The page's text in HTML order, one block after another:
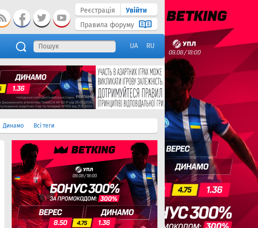
Реєстрація
Увійти
Правила форуму
UA RU
Динамо Всі теги